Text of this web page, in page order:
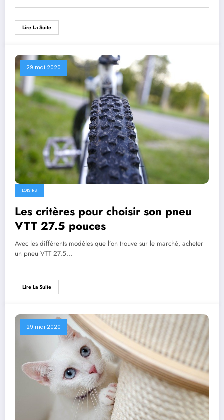
Lire La Suite
29 mai 2020
LOISIRS
Les critères pour choisir son pneu
VTT 27.5 pouces
Avec les différents modèles que l’on trouve sur le marché, acheter
un pneu VTT 27.5…
Lire La Suite
29 mai 2020